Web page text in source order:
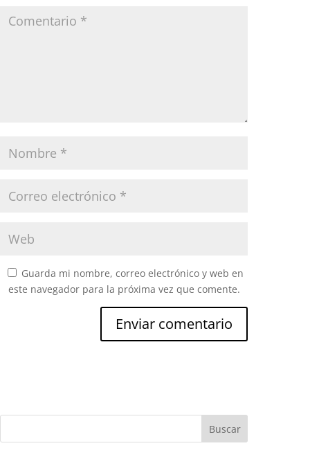
Guarda mi nombre, correo electrónico y web en
este navegador para la próxima vez que comente.